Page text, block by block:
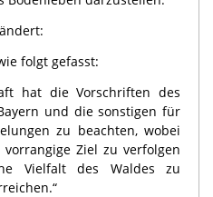
folgt gefasst:
hat die Vorschriften des
und die sonstigen für
zu beachten, wobei
Ziel zu verfolgen
Vielfalt des Waldes zu